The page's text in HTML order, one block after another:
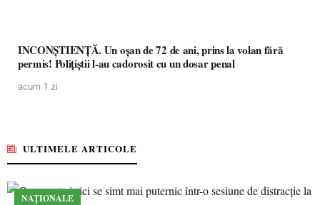
INCONȘTIENȚĂ. Un oșan de 72 de ani, prins la volan fără
permis! Polițiștii l-au cadorosit cu un dosar penal
acum 1 zi
ULTIMELE ARTICOLE
NAȚIONALE